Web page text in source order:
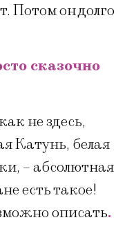
Потом он долго
сказочно
не здесь,
Катунь, белая
– абсолютная
есть такое!
описать.